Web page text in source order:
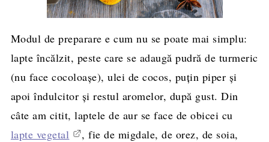
Modul de preparare e cum nu se poate mai simplu:
lapte încălzit, peste care se adaugă pudră de turmeric
(nu face cocoloaşe), ulei de cocos, puţin piper şi
apoi îndulcitor şi restul aromelor, după gust. Din
câte am citit, laptele de aur se face de obicei cu
lapte vegetal
, fie de migdale, de orez, de soia,